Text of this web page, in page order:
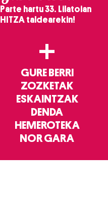
Parte hartu 33. Lilatoian
HITZA taldearekin!
+
GURE BERRI
ZOZKETAK
ESKAINTZAK
DENDA
HEMEROTEKA
NOR GARA